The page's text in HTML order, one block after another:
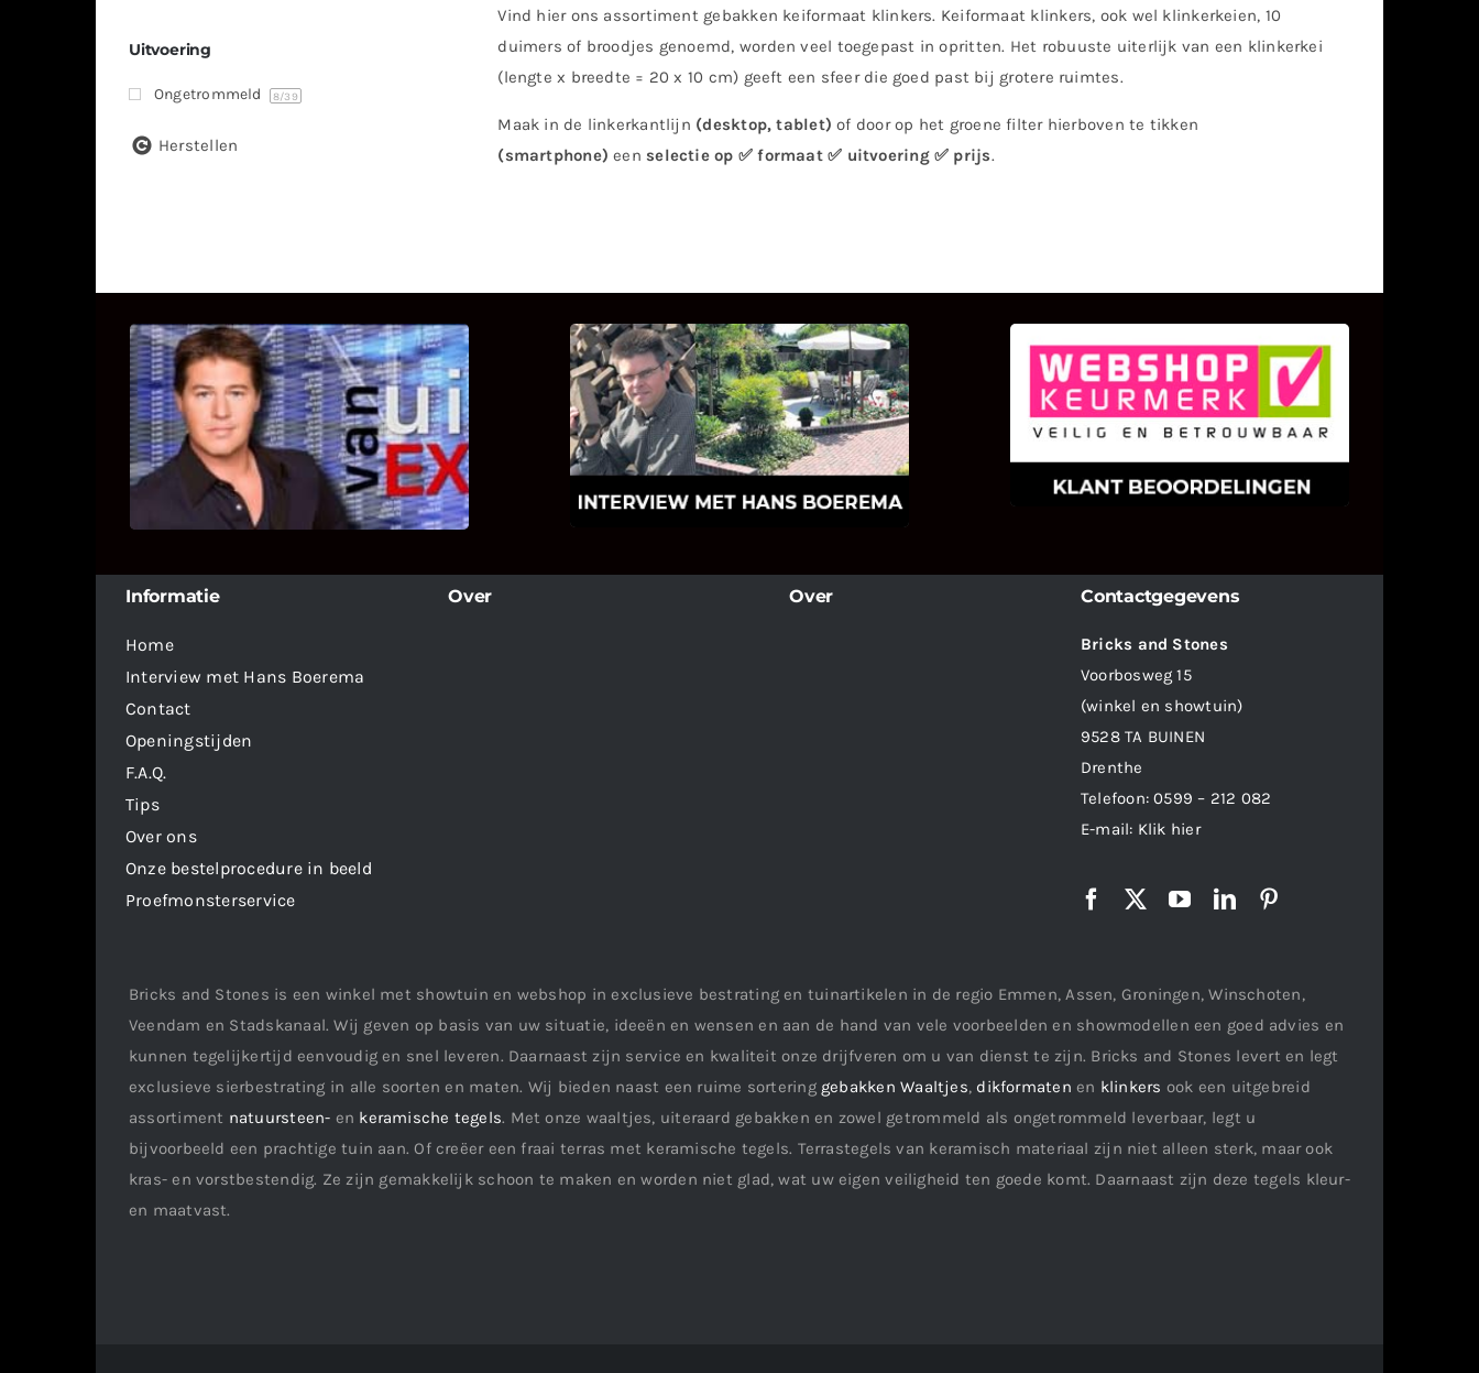
Vind hier ons assortiment gebakken keiformaat klinkers. Keiformaat klinkers, ook wel klinkerkeien, 10
duimers of broodjes genoemd, worden veel toegepast in opritten. Het robuuste uiterlijk van een klinkerkei
(lengte x breedte = 20 x 10 cm) geeft een sfeer die goed past bij grotere ruimtes.
Maak in de linkerkantlijn (desktop, tablet) of door op het groene filter hierboven te tikken
(smartphone) een selectie op ✅ formaat ✅ uitvoering ✅ prijs.
Uitvoering
Ongetrommeld 8/39
Herstellen
UITSTEL VAN EXECUTIE
Bekijk hier de fragmenten van de
deelname van Bricks and Stones aan
dit programma.
INTERVIEW MET HANS
BOEREMA
Hoe Bricks and Stones ontstaan is en
wat Hans Boerema motiveert in de
wereld van klinkers en tegels!
KLANT BEOORDELINGEN
We zijn er zeer op gesteld om te
weten wat u als klant van ons en
onze diensten vindt.
Informatie
Home
Interview met Hans Boerema
Contact
Openingstijden
F.A.Q.
Tips
Over ons
Onze bestelprocedure in beeld
Proefmonsterservice
Over Over Contactgegevens
Bricks and Stones
Voorbosweg 15
(winkel en showtuin)
9528 TA BUINEN
Drenthe
Telefoon:0599 – 212 082
E-mail: Klik hier
Bricks and Stones is een winkel met showtuin en webshop in exclusieve bestrating en tuinartikelen in de regio Emmen, Assen, Groningen, Winschoten,
Veendam en Stadskanaal. Wij geven op basis van uw situatie, ideeën en wensen en aan de hand van vele voorbeelden en showmodellen een goed advies en
kunnen tegelijkertijd eenvoudig en snel leveren. Daarnaast zijn service en kwaliteit onze drijfveren om u van dienst te zijn. Bricks and Stones levert en legt
exclusieve sierbestrating in alle soorten en maten. Wij bieden naast een ruime sortering gebakken Waaltjes, dikformaten en klinkers ook een uitgebreid
assortiment natuursteen- en keramische tegels. Met onze waaltjes, uiteraard gebakken en zowel getrommeld als ongetrommeld leverbaar, legt u
bijvoorbeeld een prachtige tuin aan. Of creëer een fraai terras met keramische tegels. Terrastegels van keramisch materiaal zijn niet alleen sterk, maar ook
kras- en vorstbestendig. Ze zijn gemakkelijk schoon te maken en worden niet glad, wat uw eigen veiligheid ten goede komt. Daarnaast zijn deze tegels kleur-
en maatvast.